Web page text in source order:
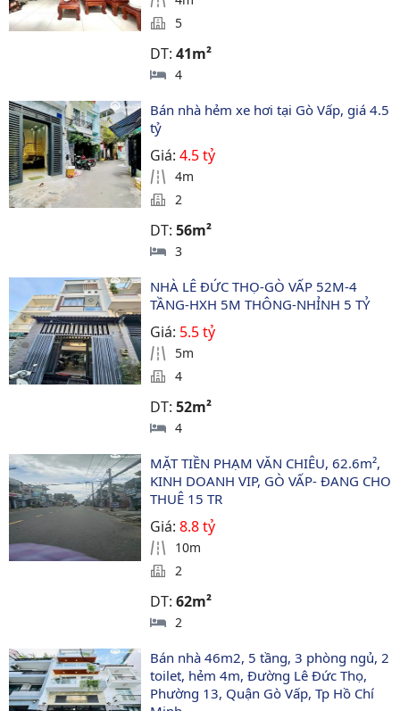
5
DT:41m²
4
Bán nhà hẻm xe hơi tại Gò Vấp, giá 4.5
tỷ
Giá:4.5 tỷ
4m
2
DT:56m²
3
NHÀ LÊ ĐỨC THỌ-GÒ VẤP 52M-4
TẦNG-HXH 5M THÔNG-NHỈNH 5 TỶ
Giá: 5.5 tỷ
5m
4
DT:52m²
4
MẶT TIỀN PHẠM VĂN CHIÊU, 62.6m²,
KINH DOANH VIP, GÒ VẤP- ĐANG CHO
THUÊ 15 TR
Giá:8.8 tỷ
10m
2
DT:62m²
2
Bán nhà 46m2, 5 tầng, 3 phòng ngủ, 2
toilet, hẻm 4m, Đường Lê Đức Thọ,
Phường 13, Quận Gò Vấp, Tp Hồ Chí